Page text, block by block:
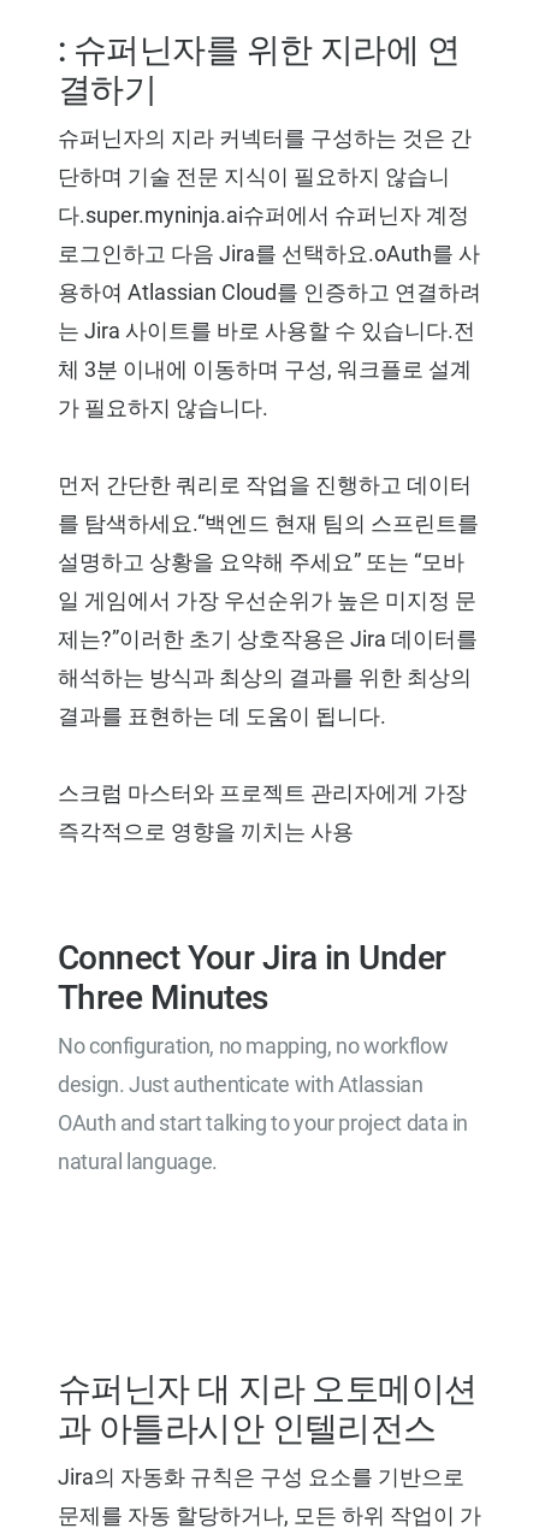
: 슈퍼닌자를 위한 지라에 연
결하기
슈퍼닌자의 지라 커넥터를 구성하는 것은 간
단하며 기술 전문 지식이 필요하지 않습니
다.super.myninja.ai슈퍼에서 슈퍼닌자 계정
로그인하고 다음 Jira를 선택하요.oAuth를 사
용하여 Atlassian Cloud를 인증하고 연결하려
는 Jira 사이트를 바로 사용할 수 있습니다.전
체 3분 이내에 이동하며 구성, 워크플로 설계
가 필요하지 않습니다.
먼저 간단한 쿼리로 작업을 진행하고 데이터
를 탐색하세요.“백엔드 현재 팀의 스프린트를
설명하고 상황을 요약해 주세요” 또는 “모바
일 게임에서 가장 우선순위가 높은 미지정 문
제는?”이러한 초기 상호작용은 Jira 데이터를
해석하는 방식과 최상의 결과를 위한 최상의
결과를 표현하는 데 도움이 됩니다.
스크럼 마스터와 프로젝트 관리자에게 가장
즉각적으로 영향을 끼치는 사용
Connect Your Jira in Under
Three Minutes
No configuration, no mapping, no workflow
design. Just authenticate with Atlassian
OAuth and start talking to your project data in
natural language.
슈퍼닌자 대 지라 오토메이션
과 아틀라시안 인텔리전스
Jira의 자동화 규칙은 구성 요소를 기반으로
문제를 자동 할당하거나, 모든 하위 작업이 가